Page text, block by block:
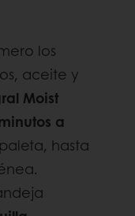
los
aceite y
Moist
a
hasta